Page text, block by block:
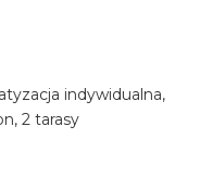
indywidualna,
2 tarasy